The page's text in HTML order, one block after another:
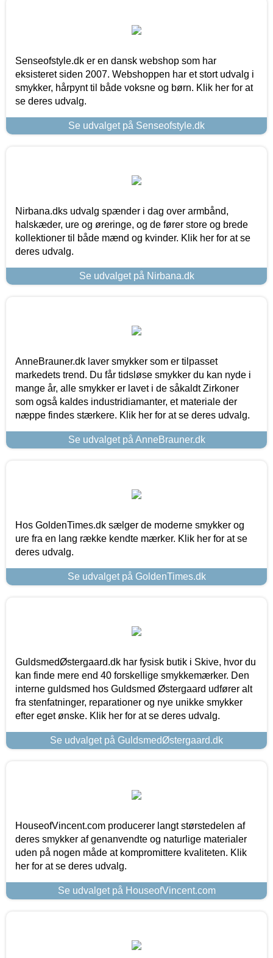
Senseofstyle.dk er en dansk webshop som har
eksisteret siden 2007. Webshoppen har et stort udvalg i
smykker, hårpynt til både voksne og børn. Klik her for at
se deres udvalg.
Se udvalget på Senseofstyle.dk
Nirbana.dks udvalg spænder i dag over armbånd,
halskæder, ure og øreringe, og de fører store og brede
kollektioner til både mænd og kvinder. Klik her for at se
deres udvalg.
Se udvalget på Nirbana.dk
AnneBrauner.dk laver smykker som er tilpasset
markedets trend. Du får tidsløse smykker du kan nyde i
mange år, alle smykker er lavet i de såkaldt Zirkoner
som også kaldes industridiamanter, et materiale der
næppe findes stærkere. Klik her for at se deres udvalg.
Se udvalget på AnneBrauner.dk
Hos GoldenTimes.dk sælger de moderne smykker og
ure fra en lang række kendte mærker. Klik her for at se
deres udvalg.
Se udvalget på GoldenTimes.dk
GuldsmedØstergaard.dk har fysisk butik i Skive, hvor du
kan finde mere end 40 forskellige smykkemærker. Den
interne guldsmed hos Guldsmed Østergaard udfører alt
fra stenfatninger, reparationer og nye unikke smykker
efter eget ønske. Klik her for at se deres udvalg.
Se udvalget på GuldsmedØstergaard.dk
HouseofVincent.com producerer langt størstedelen af
deres smykker af genanvendte og naturlige materialer
uden på nogen måde at kompromittere kvaliteten. Klik
her for at se deres udvalg.
Se udvalget på HouseofVincent.com